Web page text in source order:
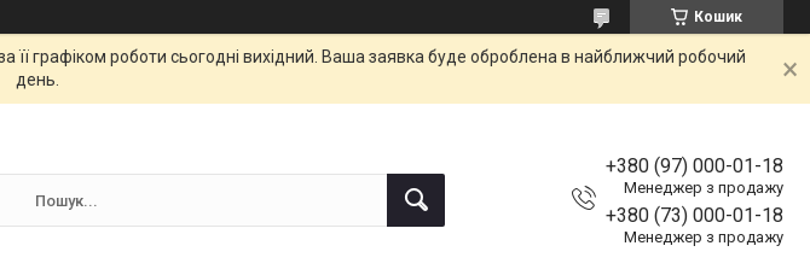
Кошик
графіком роботи сьогодні вихідний. Ваша заявка буде оброблена в найближчий робочий
день.
+380 (97) 000-01-18
Менеджер з продажу
+380 (73) 000-01-18
Менеджер з продажу